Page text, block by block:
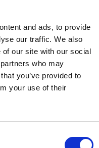
and ads, to provide
our traffic. We also
our site with our social
who may
you’ve provided to
your use of their